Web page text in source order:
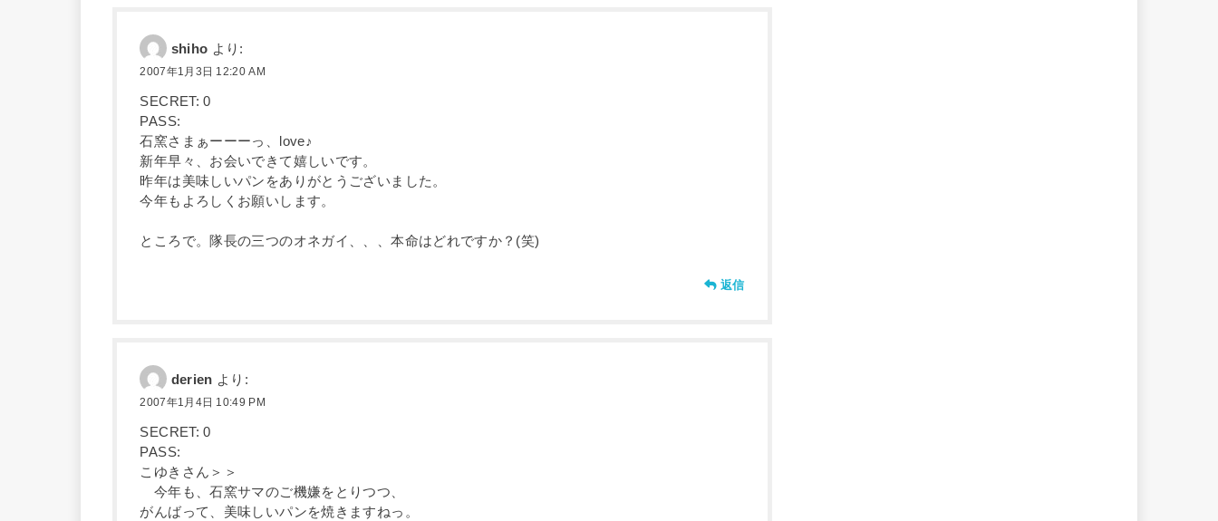
shiho より:
2007年1月3日 12:20 AM
SECRET: 0
PASS:
石窯さまぁーーーっ、love♪
新年早々、お会いできて嬉しいです。
昨年は美味しいパンをありがとうございました。
今年もよろしくお願いします。
ところで。隊長の三つのオネガイ、、、本命はどれですか？(笑)
返信
derien より:
2007年1月4日 10:49 PM
SECRET: 0
PASS:
こゆきさん＞＞
今年も、石窯サマのご機嫌をとりつつ、
がんばって、美味しいパンを焼きますねっ。